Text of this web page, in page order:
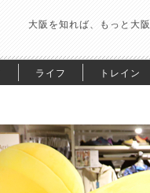
大阪を知れば、もっと大
ライフ トレイン